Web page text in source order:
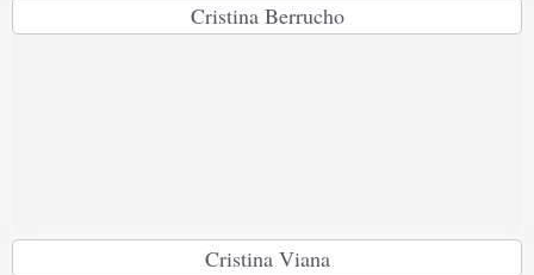
Cristina Berrucho
Cristina Viana